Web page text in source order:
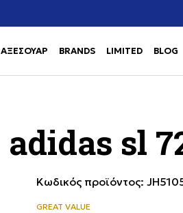
Use shift+Enter to open or close
Use shift+Enter to open or close
ΑΞΕΣΟΥΑΡ BRANDS LIMITED BLOG
adidas sl
Κωδικός προϊόντος:
GREAT VALUE